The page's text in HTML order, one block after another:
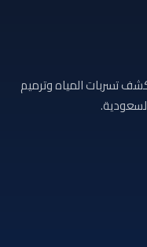
تسربات المياه وترميم